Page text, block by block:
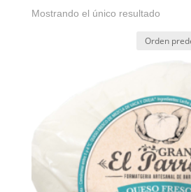
Mostrando el único resultado